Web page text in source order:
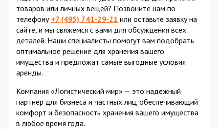
товаров или личных вещей? Позвоните нам по
телефону +7 (495) 741-29-21 или оставьте заявку на
сайте, и мы свяжемся с вами для обсуждения всех
деталей. Наши специалисты помогут вам подобрать
оптимальное решение для хранения вашего
имущества и предложат самые выгодные условия
аренды.
Компания «Логистический мир» — это надежный
партнер для бизнеса и частных лиц, обеспечивающий
комфорт и безопасность хранения вашего имущества
в любое время года.